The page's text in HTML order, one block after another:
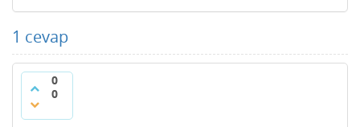
1 cevap
0
0